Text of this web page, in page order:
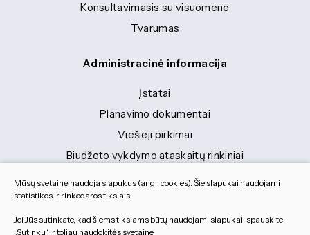
Konsultavimasis su visuomene
Tvarumas
Administracinė informacija
Įstatai
Planavimo dokumentai
Viešieji pirkimai
Biudžeto vykdymo ataskaitų rinkiniai
Finansinių ataskaitų rinkiniai
Tranybiniai lengvieji automobiliai
Lėšos veiklai viešinti
Mūsų svetainė naudoja slapukus (angl. cookies). Šie slapukai naudojami
statistikos ir rinkodaros tikslais.
Jei Jūs sutinkate, kad šiems tikslams būtų naudojami slapukai, spauskite
„Sutinku“ ir toliau naudokitės svetaine.